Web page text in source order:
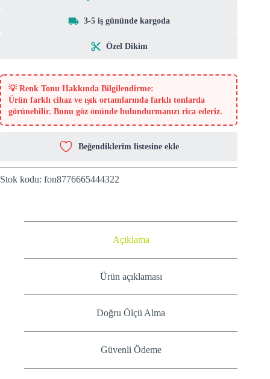
3-5 iş gününde kargoda
Özel Dikim
💡 Renk Tonu Hakkında Bilgilendirme:
Ürün farklı cihaz ve ışık ortamlarında farklı tonlarda
görünebilir. Bunu göz önünde bulundurmanızı rica ederiz.
Beğendiklerim listesine ekle
Stok kodu: fon8776665444322
Açıklama
Ürün açıklaması
Doğru Ölçü Alma
Güvenli Ödeme